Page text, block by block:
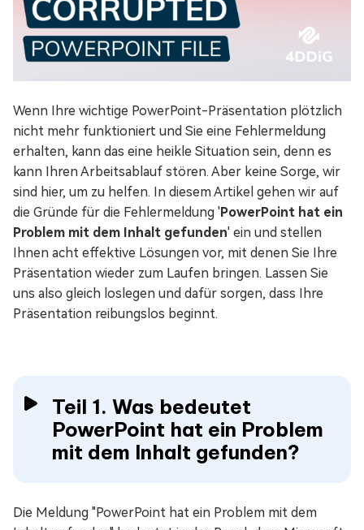
Wenn Ihre wichtige PowerPoint-Präsentation plötzlich
nicht mehr funktioniert und Sie eine Fehlermeldung
erhalten, kann das eine heikle Situation sein, denn es
kann Ihren Arbeitsablauf stören. Aber keine Sorge, wir
sind hier, um zu helfen. In diesem Artikel gehen wir auf
die Gründe für die Fehlermeldung 'PowerPoint hat ein
Problem mit dem Inhalt gefunden' ein und stellen
Ihnen acht effektive Lösungen vor, mit denen Sie Ihre
Präsentation wieder zum Laufen bringen. Lassen Sie
uns also gleich loslegen und dafür sorgen, dass Ihre
Präsentation reibungslos beginnt.
Teil 1. Was bedeutet
PowerPoint hat ein Problem
mit dem Inhalt gefunden?
Die Meldung "PowerPoint hat ein Problem mit dem